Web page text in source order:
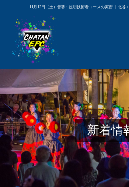
11月12日（土）音響・照明技術者コースの実習 ｜北谷
新着情